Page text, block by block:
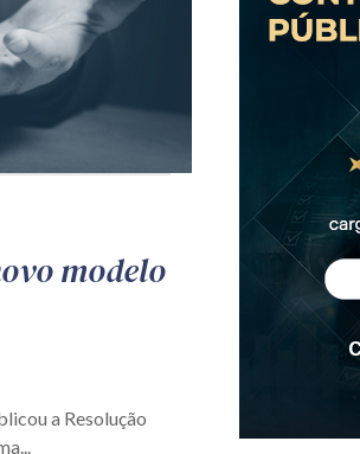
modelo
a Resolução